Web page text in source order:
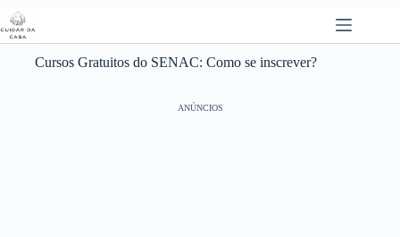
Pular
para
o
conteúdoCursos Gratuitos do SENAC: Como se inscrever?
ANÚNCIOS